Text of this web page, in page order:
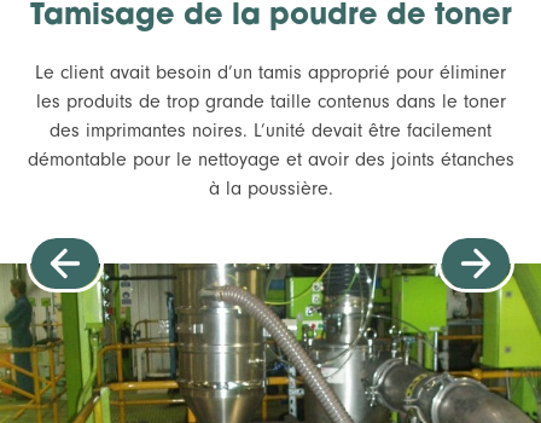
Tamisage de la poudre de toner
Le client avait besoin d’un tamis approprié pour éliminer
les produits de trop grande taille contenus dans le toner
des imprimantes noires. L’unité devait être facilement
démontable pour le nettoyage et avoir des joints étanches
à la poussière.